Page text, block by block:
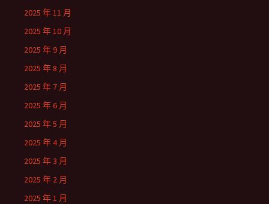
2025 年 11 月
2025 年 10 月
2025 年 9 月
2025 年 8 月
2025 年 7 月
2025 年 6 月
2025 年 5 月
2025 年 4 月
2025 年 3 月
2025 年 2 月
2025 年 1 月